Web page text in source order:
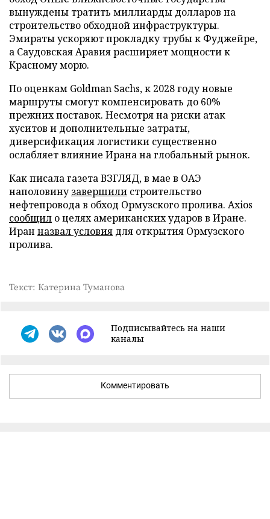
вынуждены тратить миллиарды долларов на
строительство обходной инфраструктуры.
Эмираты ускоряют прокладку трубы к Фуджейре,
а Саудовская Аравия расширяет мощности к
Красному морю.
По оценкам Goldman Sachs, к 2028 году новые
маршруты смогут компенсировать до 60%
прежних поставок. Несмотря на риски атак
хуситов и дополнительные затраты,
диверсификация логистики существенно
ослабляет влияние Ирана на глобальный рынок.
Как писала газета ВЗГЛЯД, в мае в ОАЭ
наполовинузавершили строительство
нефтепровода в обход Ормузского пролива. Axios
сообщил о целях американских ударов в Иране.
Иран назвал условия для открытия Ормузского
пролива.
Текст: Катерина Туманова
Подписывайтесь на наши
каналы
Комментировать